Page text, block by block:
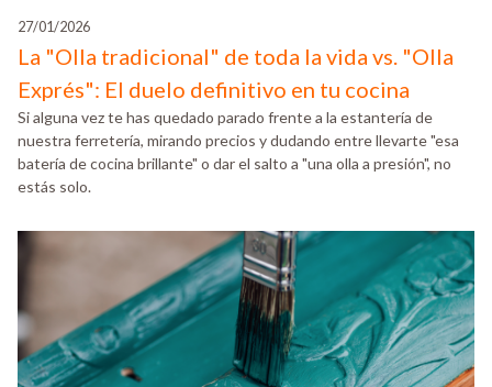
27/01/2026
La "Olla tradicional" de toda la vida vs. "Olla
Exprés": El duelo definitivo en tu cocina
Si alguna vez te has quedado parado frente a la estantería de
nuestra ferretería, mirando precios y dudando entre llevarte "esa
batería de cocina brillante" o dar el salto a "una olla a presión", no
estás solo.